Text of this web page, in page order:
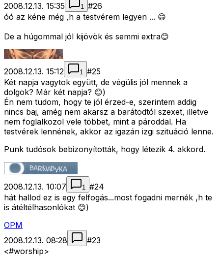
2008.12.13. 15:35 1 #26
óó az kéne még ,h a testvérem legyen ... 😄
De a húgommal jól kijövök és semmi extra😊
2008.12.13. 15:12 1 #25
Két napja vagytok együtt, de végülis jól mennek a
dolgok? Már két napja? 😊)
Én nem tudom, hogy te jól érzed-e, szerintem addig
nincs baj, amég nem akarsz a barátodtól szexet, illetve
nem foglalkozol vele többet, mint a pároddal. Ha
testvérek lennének, akkor az igazán izgi szituáció lenne.
Punk tudósok bebizonyították, hogy létezik 4. akkord.
2008.12.13. 10:07 1 #24
hát hallod ez is egy felfogás...most fogadni mernék ,h te
is átéltélhasonlókat 😊)
OPM
2008.12.13. 08:28
#23
<#worship>